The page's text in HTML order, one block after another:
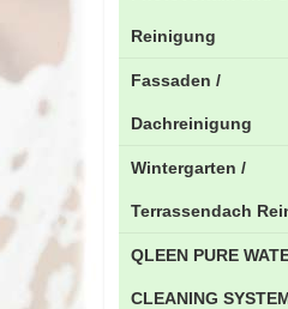
Reinigung
Fassaden /
Dachreinigung
Wintergarten /
Terrassendach
QLEEN PURE
CLEANING